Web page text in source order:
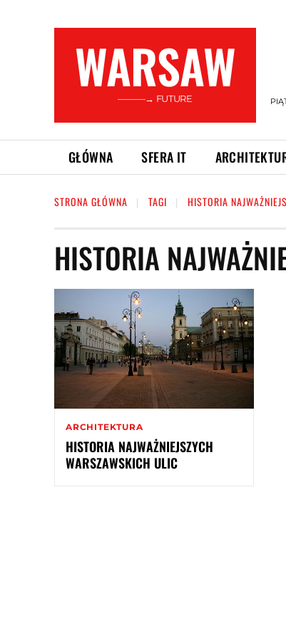
WARSAW
———→ FUTURE
GŁÓWNA SFERA IT
STRONA GŁÓWNA TAGI HISTORIA
HISTORIA
ARCHITEKTURA
HISTORIA NAJWAŻNIEJSZYCH
WARSZAWSKICH ULIC